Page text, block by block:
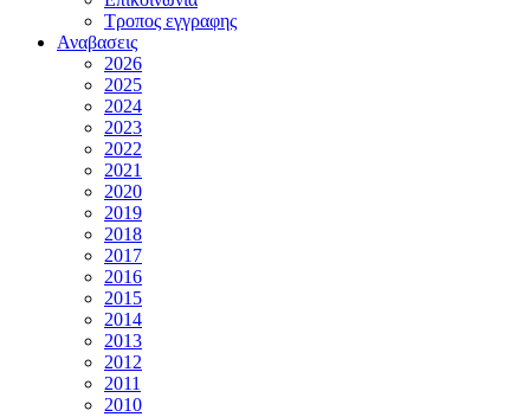
Τροπος εγγραφης
Αναβασεις
2026
2025
2024
2023
2022
2021
2020
2019
2018
2017
2016
2015
2014
2013
2012
2011
2010